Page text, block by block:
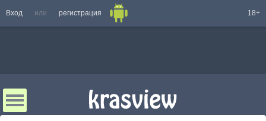
Вход или регистрация 18+